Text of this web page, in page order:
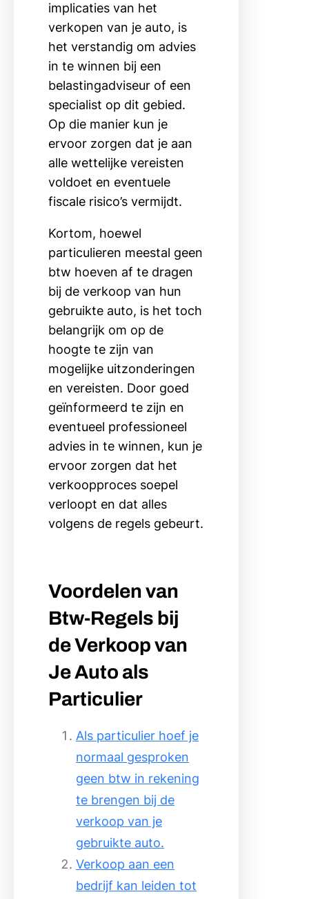
implicaties van het
verkopen van je auto, is
het verstandig om advies
in te winnen bij een
belastingadviseur of een
specialist op dit gebied.
Op die manier kun je
ervoor zorgen dat je aan
alle wettelijke vereisten
voldoet en eventuele
fiscale risico’s vermijdt.
Kortom, hoewel
particulieren meestal geen
btw hoeven af te dragen
bij de verkoop van hun
gebruikte auto, is het toch
belangrijk om op de
hoogte te zijn van
mogelijke uitzonderingen
en vereisten. Door goed
geïnformeerd te zijn en
eventueel professioneel
advies in te winnen, kun je
ervoor zorgen dat het
verkoopproces soepel
verloopt en dat alles
volgens de regels gebeurt.
Voordelen van
Btw-Regels bij
de Verkoop van
Je Auto als
Particulier
Als particulier hoef je
normaal gesproken
geen btw in rekening
te brengen bij de
verkoop van je
gebruikte auto.
Verkoop aan een
bedrijf kan leiden tot